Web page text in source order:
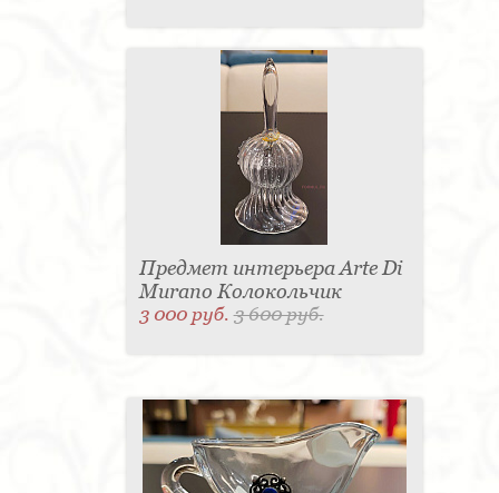
Предмет интерьера Arte Di
Murano Колокольчик
3 000 руб.3 600 руб.